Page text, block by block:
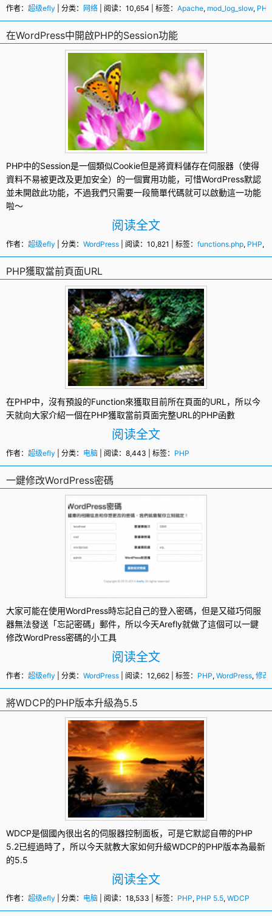
作者： 超级efly | 分类： 网络 | 阅读：10,654 | 标签： Apache, mod_log_slow, PHP
在WordPress中開啟PHP的Session功能
PHP中的Session是一個類似Cookie但是將資料儲存在伺服器（使得
資料不易被更改及更加安全）的一個實用功能，可惜WordPress默認
並未開啟此功能，不過我們只需要一段簡單代碼就可以啟動這一功能
啦～
阅读全文
作者： 超级efly | 分类： WordPress | 阅读：10,821 | 标签： functions.php, PHP,
PHP獲取當前頁面URL
在PHP中，沒有預設的Function來獲取目前所在頁面的URL，所以今
天就向大家介紹一個在PHP獲取當前頁面完整URL的PHP函數
阅读全文
作者： 超级efly | 分类： 电脑 | 阅读：8,443 | 标签： PHP
一鍵修改WordPress密碼
大家可能在使用WordPress時忘記自己的登入密碼，但是又碰巧伺服
器無法發送「忘記密碼」郵件，所以今天Arefly就做了這個可以一鍵
修改WordPress密碼的小工具
阅读全文
作者： 超级efly | 分类： WordPress | 阅读：12,662 | 标签： PHP, WordPress, 修改
將WDCP的PHP版本升級為5.5
WDCP是個國內很出名的伺服器控制面板，可是它默認自帶的PHP
5.2已經過時了，所以今天就教大家如何升級WDCP的PHP版本為最新
的5.5
阅读全文
作者： 超级efly | 分类： 电脑 | 阅读：18,533 | 标签： PHP, PHP 5.5, WDCP